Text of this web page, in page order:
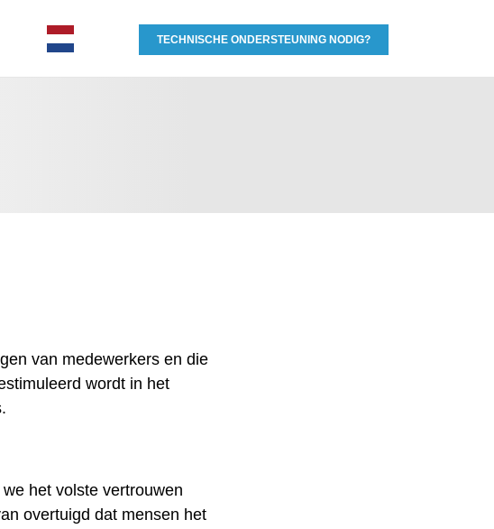
TECHNISCHE ONDERSTEUNING NODIG?
van medewerkers en die
wordt in het
het volste vertrouwen
overtuigd dat mensen het